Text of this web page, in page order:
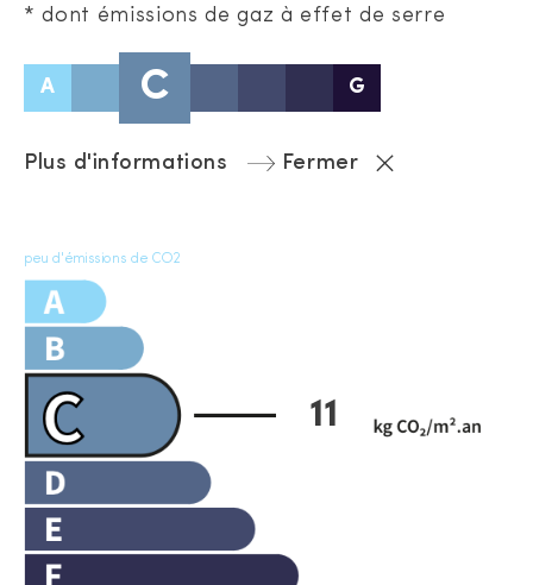
* dont émissions de gaz à effet de serre
A C G
Plus d'informations Fermer
peu d'émissions de CO2
11